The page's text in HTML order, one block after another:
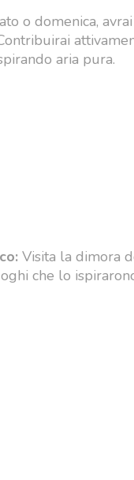
o domenica,
aria pura.
Visita la dimora
che lo